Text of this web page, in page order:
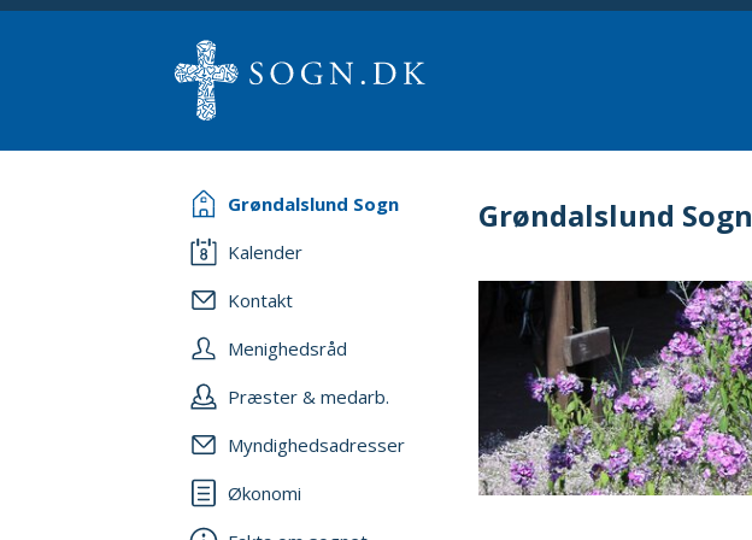
Grøndalslund Sogn
Kalender
Kontakt
Menighedsråd
Præster & medarb.
Myndighedsadresser
Økonomi
Grøndalslund Sogn